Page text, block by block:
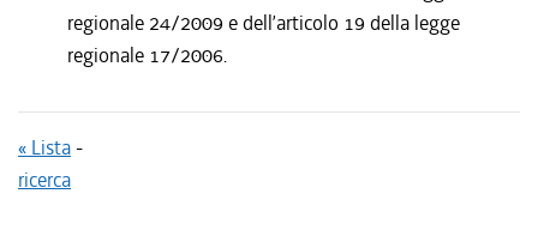
regionale 24/2009 e dell’articolo 19 della legge
regionale 17/2006.
« Lista-
ricerca